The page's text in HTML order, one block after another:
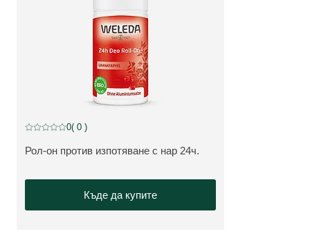
ВИЖТЕ ПРОДУКТ:
Рол-он против изпотяване с нар 24ч.
Текуща оценка: 0 от 5 звезди оценен от 0 клиенти
0( 0 )
Къде да купите